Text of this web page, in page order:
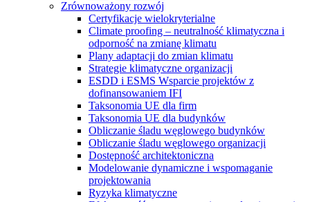
Zrównoważony rozwój
Certyfikacje wielokryterialne
Climate proofing – neutralność klimatyczna i
odporność na zmianę klimatu
Plany adaptacji do zmian klimatu
Strategie klimatyczne organizacji
ESDD i ESMS Wsparcie projektów z
dofinansowaniem IFI
Taksonomia UE dla firm
Taksonomia UE dla budynków
Obliczanie śladu węglowego budynków
Obliczanie śladu węglowego organizacji
Dostępność architektoniczna
Modelowanie dynamiczne i wspomaganie
projektowania
Ryzyka klimatyczne